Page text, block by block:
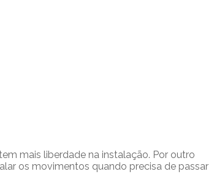
mais liberdade na instalação. Por outro
os movimentos quando precisa de passar